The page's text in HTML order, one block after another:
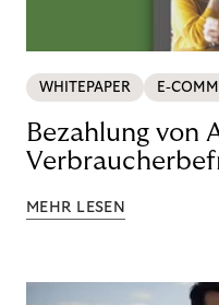
WHITEPAPER E-
Bezahlung von
MEHR LESEN